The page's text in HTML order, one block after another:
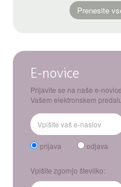
Prenesite
E-novice
Prijavite se na naše e-
Vašem elektronskem
prijava odjava
Vpišite zgornjo številko: